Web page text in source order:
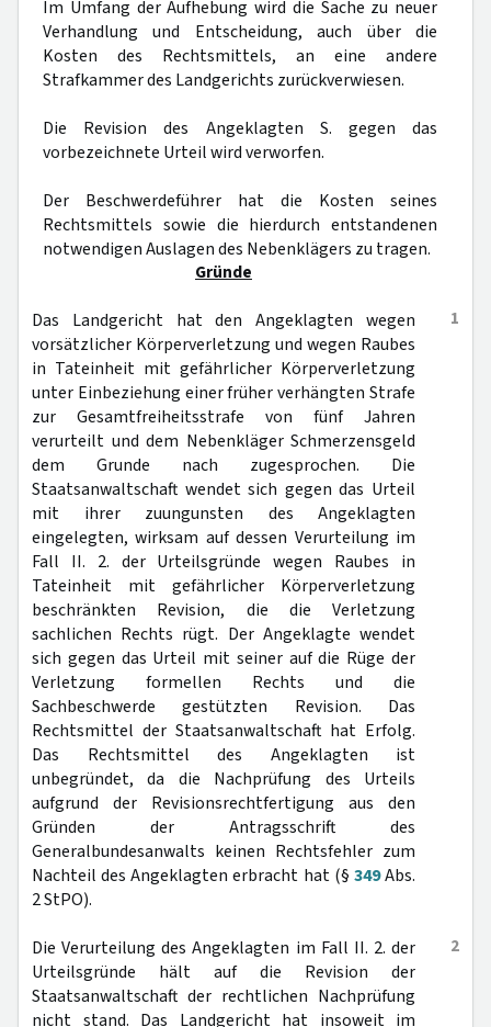
Im Umfang der Aufhebung wird die Sache zu neuer
Verhandlung und Entscheidung, auch über die
Kosten des Rechtsmittels, an eine andere
Strafkammer des Landgerichts zurückverwiesen.
Die Revision des Angeklagten S. gegen das
vorbezeichnete Urteil wird verworfen.
Der Beschwerdeführer hat die Kosten seines
Rechtsmittels sowie die hierdurch entstandenen
notwendigen Auslagen des Nebenklägers zu tragen.
Gründe
1
Das Landgericht hat den Angeklagten wegen
vorsätzlicher Körperverletzung und wegen Raubes
in Tateinheit mit gefährlicher Körperverletzung
unter Einbeziehung einer früher verhängten Strafe
zur Gesamtfreiheitsstrafe von fünf Jahren
verurteilt und dem Nebenkläger Schmerzensgeld
dem Grunde nach zugesprochen. Die
Staatsanwaltschaft wendet sich gegen das Urteil
mit ihrer zuungunsten des Angeklagten
eingelegten, wirksam auf dessen Verurteilung im
Fall II. 2. der Urteilsgründe wegen Raubes in
Tateinheit mit gefährlicher Körperverletzung
beschränkten Revision, die die Verletzung
sachlichen Rechts rügt. Der Angeklagte wendet
sich gegen das Urteil mit seiner auf die Rüge der
Verletzung formellen Rechts und die
Sachbeschwerde gestützten Revision. Das
Rechtsmittel der Staatsanwaltschaft hat Erfolg.
Das Rechtsmittel des Angeklagten ist
unbegründet, da die Nachprüfung des Urteils
aufgrund der Revisionsrechtfertigung aus den
Gründen der Antragsschrift des
Generalbundesanwalts keinen Rechtsfehler zum
Nachteil des Angeklagten erbracht hat (§ 349Abs.
2 StPO).
2
Die Verurteilung des Angeklagten im Fall II. 2. der
Urteilsgründe hält auf die Revision der
Staatsanwaltschaft der rechtlichen Nachprüfung
nicht stand. Das Landgericht hat insoweit im